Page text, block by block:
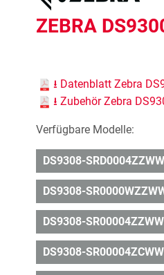
ZEBRA
⭳ Datenblatt Zebra
⭳ Zubehör Zebra
Verfügbare Modelle:
DS9308-SRD0004ZZWW
DS9308-
DS9308-SR00004ZZWW
DS9308-SR00004ZCWW